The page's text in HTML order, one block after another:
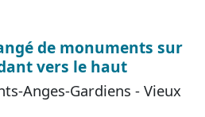
de monuments sur
vers le haut
Anges-Gardiens - Vieux